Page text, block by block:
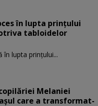
în lupta prinţului
tabloidelor
în lupta prinţului...
Melaniei
care a transformat-